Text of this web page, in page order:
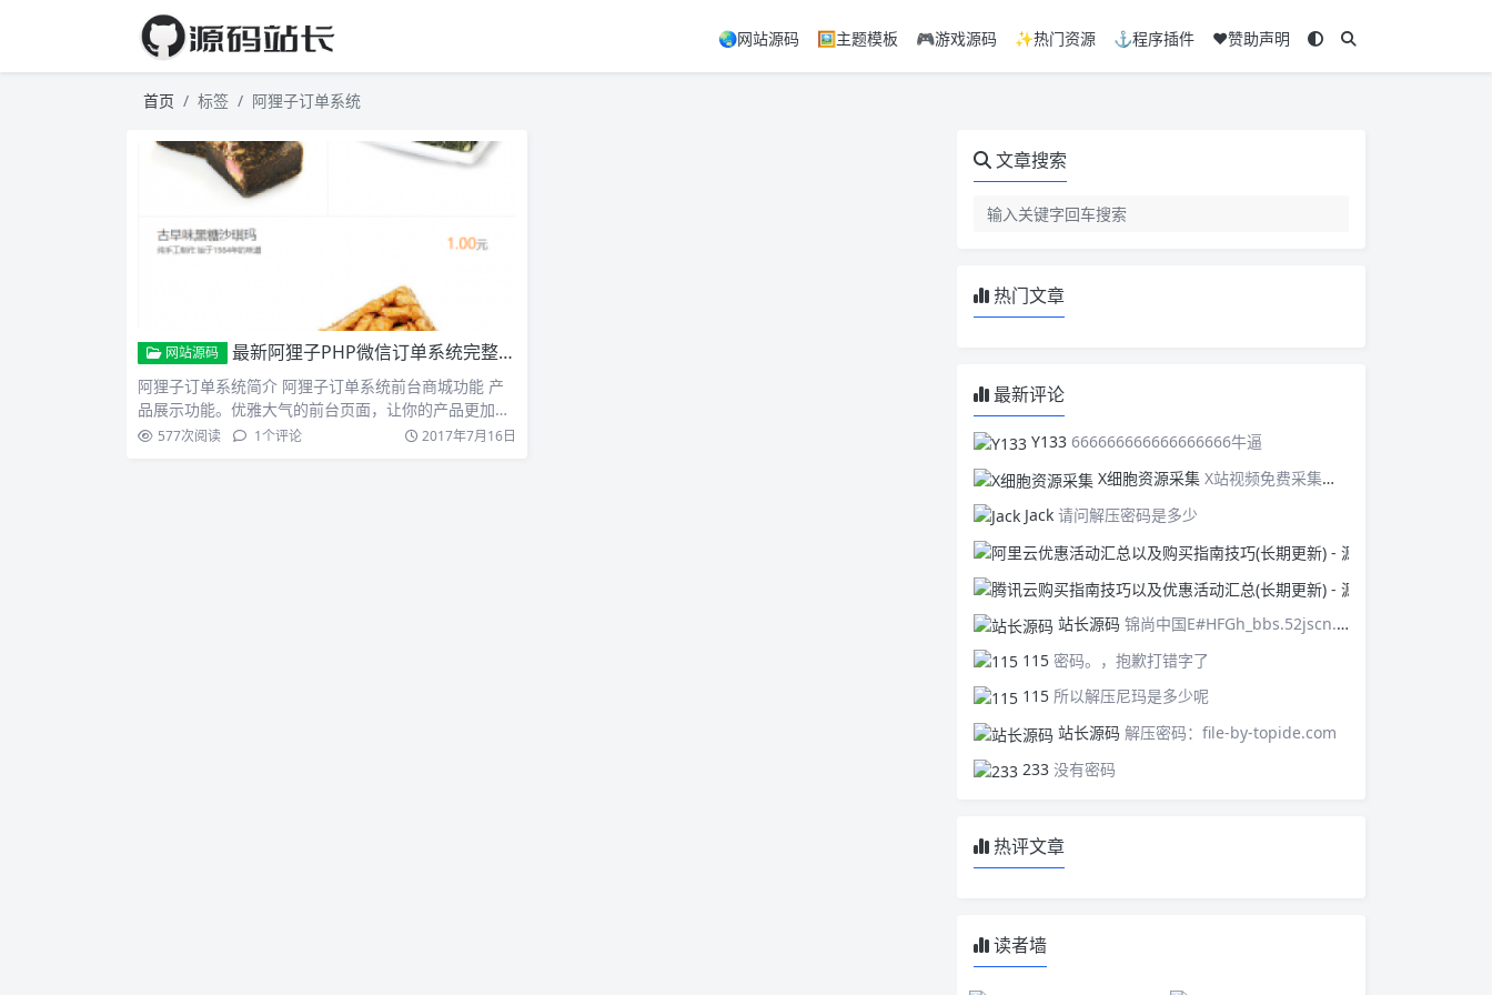
🌏网站源码 🖼️主题模板 🎮游戏源码 ✨热门资源 ⚓程序插件 ❤️赞助声明
首页 标签 阿狸子订单系统
网站源码 最新阿狸子PHP微信订单系统完整源码 微信商城源码
阿狸子订单系统简介 阿狸子订单系统前台商城功能 产
品展示功能。优雅大气的前台页面，让你的产品更加具
有吸引力。 …
577次阅读 1个评论 2017年7月16日
文章搜索
热门文章
最新评论
Y133 666666666666666666牛逼
X细胞资源采集 X站视频免费采集，可以适配此CMS，含免费模板。有需要的站长可以看看xxibaozyw.com
Jack 请问解压密码是多少
站长源码 锦尚中国E#HFGh_bbs.52jscn.comEYzhibo8
115 密码。，抱歉打错字了
115 所以解压尼玛是多少呢
站长源码 解压密码：file-by-topide.com
233 没有密码
热评文章
读者墙